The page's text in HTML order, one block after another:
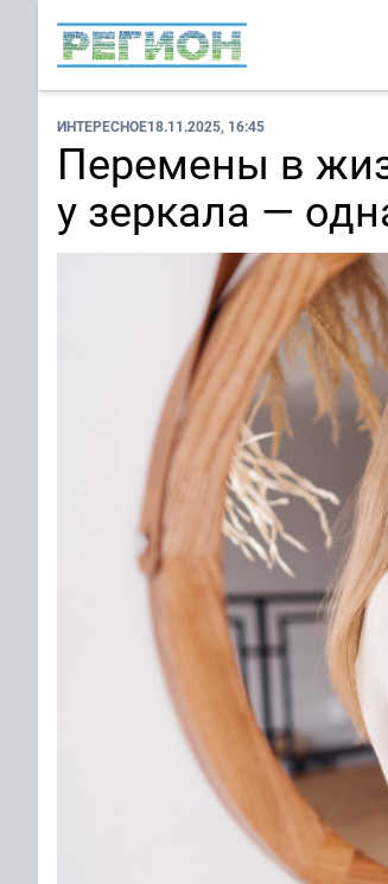
ИНТЕРЕСНОЕ18.11.2025, 16:45
Перемены в
у зеркала —